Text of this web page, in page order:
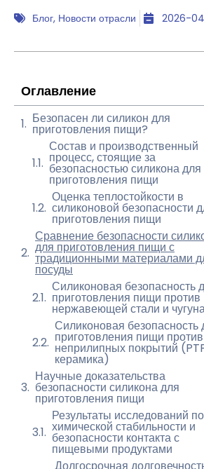
Блог, Новости отрасли 2026-
Оглавление
Безопасен ли силикон для
приготовления пищи?
Состав и производственный
процесс, стоящие за
безопасностью силикона для
приготовления пищи
Оценка теплостойкости в
силиконовой безопасности
приготовления пищи
Сравнение безопасности
для приготовления пищи с
традиционными материалами
посуды
Силиконовая безопасность
приготовления пищи против
нержавеющей стали и
Силиконовая безопасность
приготовления пищи против
неприлипных покрытий
керамика)
Научные доказательства
безопасности силикона для
приготовления пищи
Результаты исследований по
химической стабильности и
безопасности контакта с
пищевыми продуктами
Долгосрочная